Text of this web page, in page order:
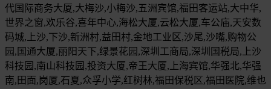
代国际商务大厦,大梅沙,小梅沙,五洲宾馆,福田客运站,大中华,
世界之窗,欢乐谷,喜年中心,海松大厦,云松大厦,车公庙,天安数
码城,上沙,下沙,新洲村,益田村,金地工业区,沙尾,沙嘴,购物公
园,国通大厦,丽阳天下,绿景花园,深圳工商局,深圳国税局,上沙
科技园,南山科技园,投资大厦,帝王大厦,上海宾馆,华强北,华强
南,田面,岗厦,石夏,众孚小学,红树林,福田保税区,福田医院,维也